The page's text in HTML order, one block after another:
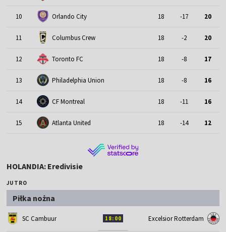
10 Orlando City 18 -17 20
11 Columbus Crew 18 -2 20
12 Toronto FC 18 -8 17
13 Philadelphia Union 18 -8 16
14 CF Montreal 18 -11 16
15 Atlanta United 18 -14 12
HOLANDIA: Eredivisie
JUTRO
Piłka nożna
SC Cambuur 18:00 Excelsior Rotterdam